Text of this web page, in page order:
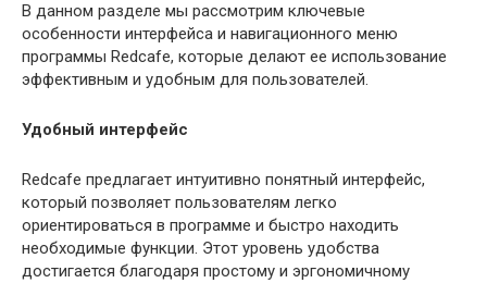
В данном разделе мы рассмотрим ключевые
особенности интерфейса и навигационного меню
программы Redcafe, которые делают ее использование
эффективным и удобным для пользователей.
Удобный интерфейс
Redcafe предлагает интуитивно понятный интерфейс,
который позволяет пользователям легко
ориентироваться в программе и быстро находить
необходимые функции. Этот уровень удобства
достигается благодаря простому и эргономичному